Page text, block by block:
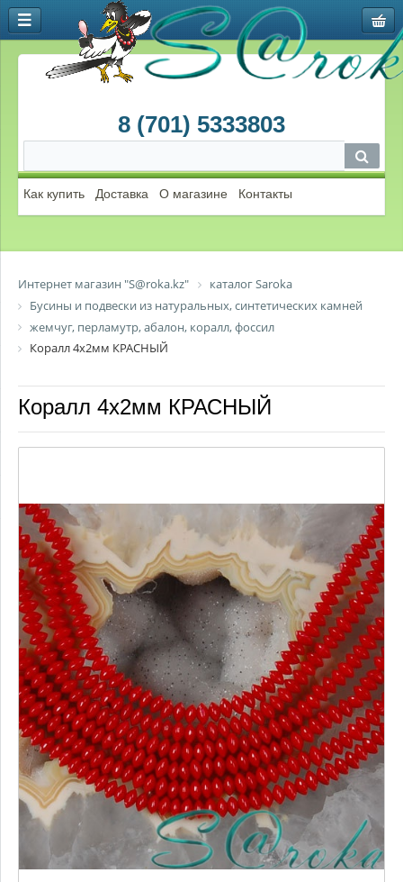
8 (701) 5333803
Как купить Доставка О магазине Контакты
Интернет магазин "S@roka.kz"
каталог Saroka
Бусины и подвески из натуральных, синтетических камней
жемчуг, перламутр, абалон, коралл, фоссил
Коралл 4х2мм КРАСНЫЙ
Коралл 4х2мм КРАСНЫЙ